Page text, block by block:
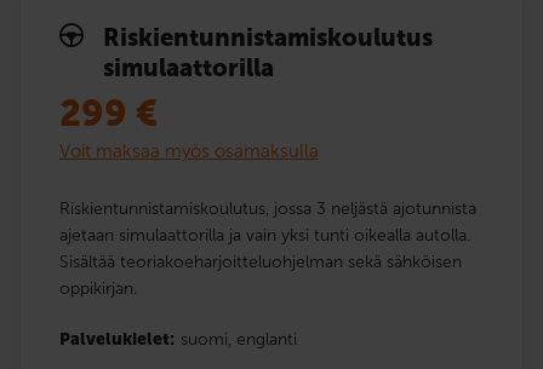
Riskien­tunnistamis­koulutus
simulaattorilla
299 €
Voit maksaa myös osamaksulla
Riskientunnistamiskoulutus, jossa 3 neljästä ajotunnista
ajetaan simulaattorilla ja vain yksi tunti oikealla autolla.
Sisältää teoriakoeharjoitteluohjelman sekä sähköisen
oppikirjan.
Palvelukielet: suomi, englanti